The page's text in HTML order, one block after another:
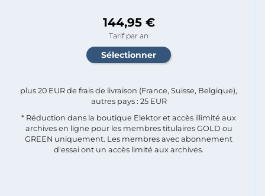
144,95 €
Tarif par an
plus 20 EUR de frais de livraison (France, Suisse, Belgique),
autres pays : 25 EUR
* Réduction dans la boutique Elektor et accès illimité aux
archives en ligne pour les membres titulaires GOLD ou
GREEN uniquement. Les membres avec abonnement
d'essai ont un accès limité aux archives.